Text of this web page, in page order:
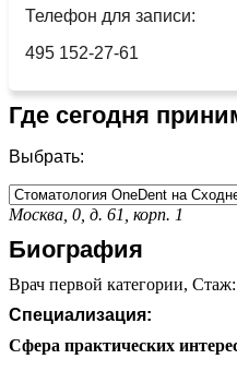
Телефон для записи:
495 152-27-61
Где сегодня
Выбрать:
Москва, 0, д. 61, корп. 1
Биография
Врач первой категории,
Специализация:
Сфера практических